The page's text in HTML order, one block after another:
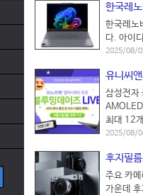
한국레
한국레노
다. 아이
2025/08/
유니씨
삼성전자
최대 12
2025/08/
후지필
주요 카
가운데